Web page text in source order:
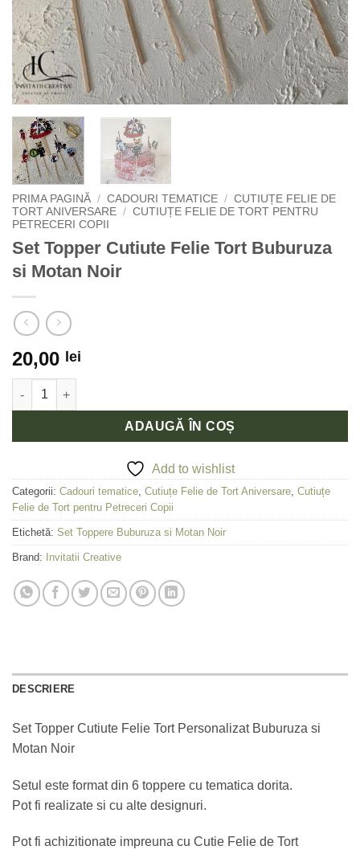
PRIMA PAGINĂ / CADOURI TEMATICE / CUTIUȚE FELIE DE
TORT ANIVERSARE / CUTIUȚE FELIE DE TORT PENTRU
PETRECERI COPII
Set Topper Cutiute Felie Tort Buburuza
si Motan Noir
20,00 lei
Cantitate Set Topper Cutiute Felie Tort Buburuza si Motan Noir
ADAUGĂ ÎN COȘ
Add to wishlist
Categorii: Cadouri tematice Cutiuțe Felie de Tort Aniversare Cutiuțe
Felie de Tort pentru Petreceri Copii
Etichetă: Set Toppere Buburuza si Motan Noir
Brand: Invitatii Creative
DESCRIERE
Set Topper Cutiute Felie Tort Personalizat Buburuza si
Motan Noir
Setul este format din 6 toppere cu tematica dorita.
Pot fi realizate si cu alte designuri.
Pot fi achizitionate impreuna cu Cutie Felie de Tort